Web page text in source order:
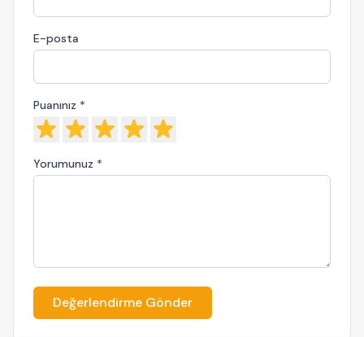
E-posta
Puanınız *
Yorumunuz *
Değerlendirme Gönder